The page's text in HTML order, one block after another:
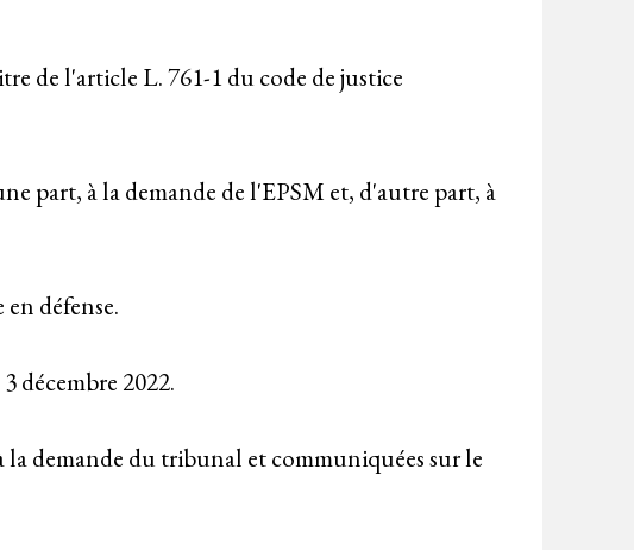
de l'article L. 761-1 du code de justice
part, à la demande de l'EPSM et, d'autre part, à
défense.
décembre 2022.
la demande du tribunal et communiquées sur le